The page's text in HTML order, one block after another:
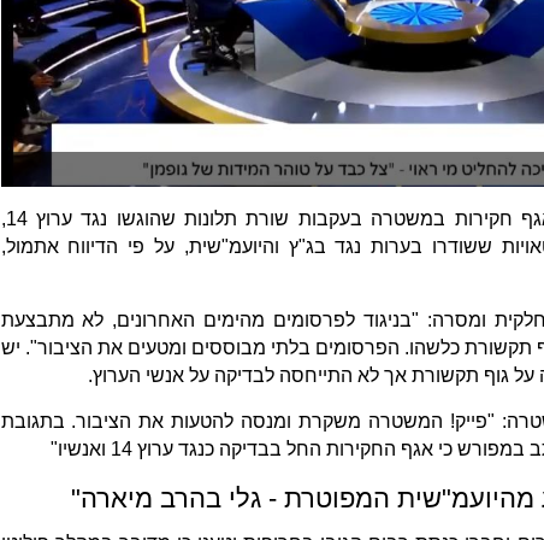
אתמול פורסם כי נפתחה בדיקה באגף חקירות במשטרה בעקבות שורת תלונות שהוגשו נגד ערוץ 14,
ששודרו בערות נגד בג"ץ והיועמ"שית, על פי הדיווח אתמול,
ומסרה: "בניגוד לפרסומים מהימים האחרונים, לא מתבצעת
תקשורת כלשהו. הפרסומים בלתי מבוססים ומטעים את הציבור". יש
על גוף תקשורת אך לא התייחסה לבדיקה על אנשי הערוץ.
המשטרה: "פייק! המשטרה משקרת ומנסה להטעות את הציבור. בתגובת
כי אגף החקירות החל בבדיקה כנגד ערוץ 14 ואנשיו"
מהיועמ"שית המפוטרת - גלי בהרב מיארה"